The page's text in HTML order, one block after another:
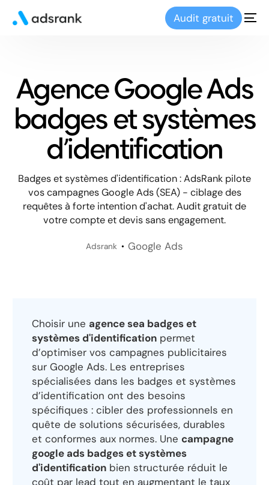
Audit gratuit
Agence Google Ads
badges et systèmes
d’identification
Badges et systèmes d'identification : AdsRank pilote
vos campagnes Google Ads (SEA) - ciblage des
requêtes à forte intention d'achat. Audit gratuit de
votre compte et devis sans engagement.
Adsrank Google Ads
Choisir une agence sea badges et
systèmes d'identification permet
d’optimiser vos campagnes publicitaires
sur Google Ads. Les entreprises
spécialisées dans les badges et systèmes
d’identification ont des besoins
spécifiques : cibler des professionnels en
quête de solutions sécurisées, durables
et conformes aux normes. Une campagne
google ads badges et systèmes
d'identification bien structurée réduit le
coût par lead tout en augmentant le taux